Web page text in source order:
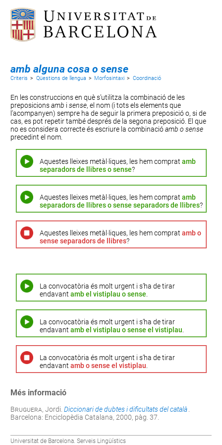
amb alguna cosa o sense
Criteris > Qüestions de llengua > Morfosintaxi > Coordinació
En les construccions en què s’utilitza la combinació de les
preposicionsamb isense, el nom (i tots els elements que
l’acompanyen) sempre ha de seguir la primera preposició o, si de
cas, es pot repetir també després de la segona preposició. El que
no es considera correcte és escriure la combinacióamb o sense
precedint el nom.
Aquestes lleixes metàl·liques, les hem comprat amb
separadors de llibres o sense?
Aquestes lleixes metàl·liques, les hem comprat amb
separadors de llibres o sense separadors de llibres?
Aquestes lleixes metàl·liques, les hem comprat amb o
sense separadors de llibres?
La convocatòria és molt urgent i s’ha de tirar
endavant amb el vistiplau o sense
La convocatòria és molt urgent i s’ha de tirar
endavant amb el vistiplau o sense el vistiplau
La convocatòria és molt urgent i s’ha de tirar
endavant amb o sense el vistiplau
Més informació
Bruguera, Jordi.Diccionari de dubtes i dificultats del català
Barcelona: Enciclopèdia Catalana, 2000, pàg. 37.
Universitat de Barcelona. Serveis Lingüístics